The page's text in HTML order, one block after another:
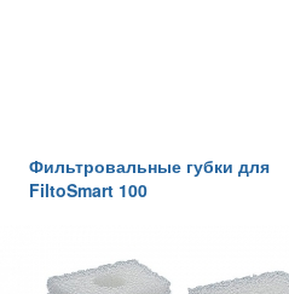
Фильтровальные губки для
FiltoSmart 100